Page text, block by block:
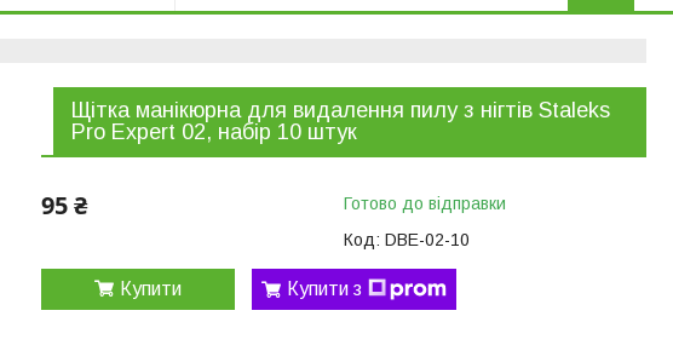
Щітка манікюрна для видалення пилу з нігтів Staleks
Pro Expert 02, набір 10 штук
95 ₴
Готово до відправки
Код: DBE-02-10
Купити Купити з